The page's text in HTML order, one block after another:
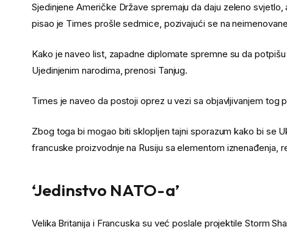
Sjedinjene Američke Države spremaju da daju zeleno
pisao je Times prošle sedmice, pozivajući se na
Kako je naveo list, zapadne diplomate spremne su da
Ujedinjenim narodima, prenosi Tanjug.
Times je naveo da postoji oprez u vezi sa objavljivanjem tog
Zbog toga bi mogao biti sklopljen tajni sporazum kako bi se
francuske proizvodnje na Rusiju sa elementom iznenađenja,
‘Jedinstvo NATO-a’
Velika Britanija i Francuska su već poslale projektile Storm